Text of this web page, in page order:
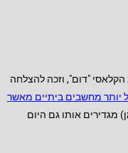
הקלאסי "דום", וזכה להצלחה
יותר מחשבים ביתיים מאשר
מגדירים אותו גם היום